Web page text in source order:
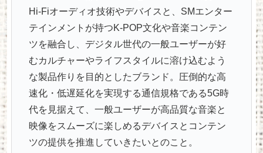
Hi-Fiオーディオ技術やデバイスと、SMエンター
テインメントが持つK-POP文化や音楽コンテン
ツを融合し、デジタル世代の一般ユーザーが好
むカルチャーやライフスタイルに溶け込むよう
な製品作りを目的としたブランド。圧倒的な高
速化・低遅延化を実現する通信規格である5G時
代を見据えて、一般ユーザーが高品質な音楽と
映像をスムーズに楽しめるデバイスとコンテン
ツの提供を推進していきたいとのこと。